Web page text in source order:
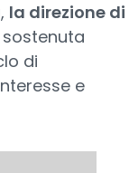
la direzione di
sostenuta
di
e